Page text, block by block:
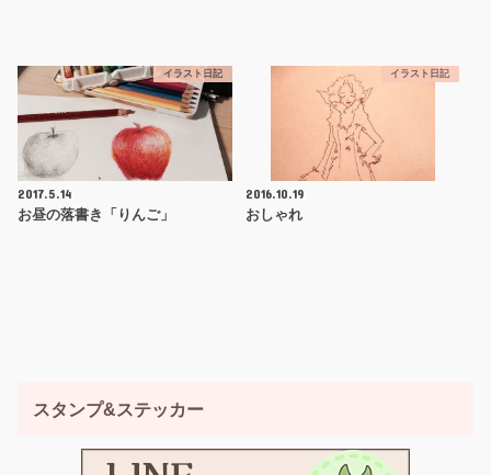
イラスト日記
2017.5.14
お昼の落書き「りんご」
イラスト日記
2016.10.19
おしゃれ
スタンプ&ステッカー